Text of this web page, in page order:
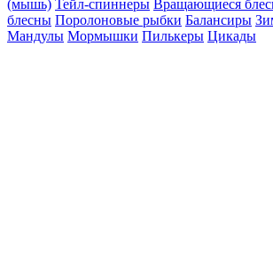
(мышь) Тейл-спиннеры Вращающиеся
блесны Поролоновые рыбки Балансиры
Мандулы Мормышки Пилькеры Цикады